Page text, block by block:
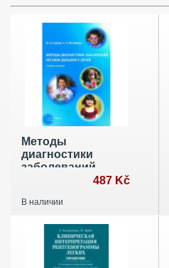
Методы
диагностики
заболеваний
органов дыхания
пособие
487 Kč
В наличии